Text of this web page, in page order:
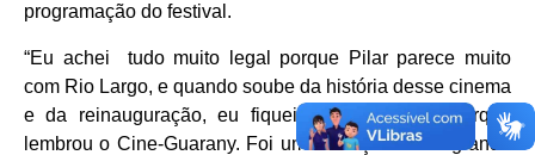
programação do festival.
“Eu achei tudo muito legal porque Pilar parece muito
com Rio Largo, e quando soube da história desse cinema
e da reinauguração, eu fiquei muito animada porque
lembrou o Cine-Guarany. Foi uma emoção muito grande